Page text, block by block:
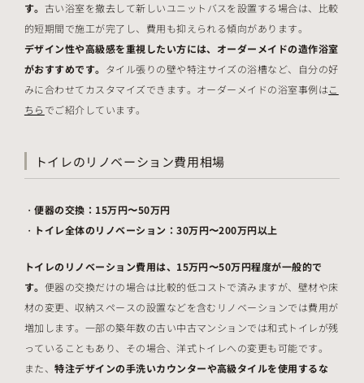
す。 古い浴室を撤去して新しいユニットバスを設置する場合は、比較
的短期間で施工が完了し、費用も抑えられる傾向があります。
デザイン性や高級感を重視したい方には、オーダーメイドの造作浴室
がおすすめです。 タイル張りの壁や特注サイズの浴槽など、自分の好
みに合わせてカスタマイズできます。オーダーメイドの浴室事例はこ
ちら でご紹介しています。
トイレのリノベーション費用相場
便器の交換：15万円〜50万円
トイレ全体のリノベーション：30万円〜200万円以上
トイレのリノベーション費用は、15万円〜50万円程度が一般的で
す。 便器の交換だけの場合は比較的低コストで済みますが、壁材や床
材の変更、収納スペースの設置などを含むリノベーションでは費用が
増加します。一部の築年数の古い中古マンションでは和式トイレが残
っていることもあり、その場合、洋式トイレへの変更も可能です。
また、特注デザインの手洗いカウンターや高級タイルを使用するな